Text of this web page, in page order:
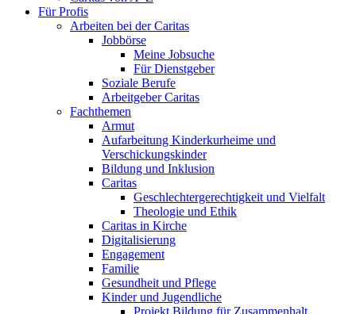
Für Profis
Arbeiten bei der Caritas
Jobbörse
Meine Jobsuche
Für Dienstgeber
Soziale Berufe
Arbeitgeber Caritas
Fachthemen
Armut
Aufarbeitung Kinderkurheime und
Verschickungskinder
Bildung und Inklusion
Caritas
Geschlechtergerechtigkeit und Vielfalt
Theologie und Ethik
Caritas in Kirche
Digitalisierung
Engagement
Familie
Gesundheit und Pflege
Kinder und Jugendliche